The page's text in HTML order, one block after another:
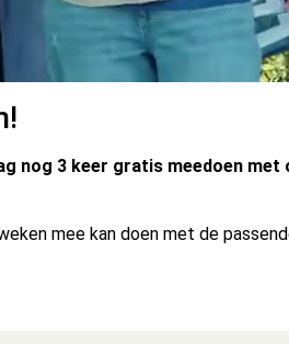
nog 3 keer gratis meedoen
mee kan doen met de